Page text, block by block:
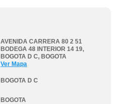
AVENIDA CARRERA 80 2 51
BODEGA 48 INTERIOR 14 19,
BOGOTA D C, BOGOTA
Ver Mapa
BOGOTA D C
BOGOTA